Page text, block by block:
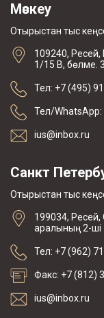
Мәскеу
Отырыстан тыс
109240,
1/15 В, бөлме.
Тел: +7 (495)
Тел/WhatsApp:
ius@inbox.ru
Санкт
Отырыстан тыс
199034, Ресей,
аралының 2-ші
Тел: +7 (962)
Факс: +7 (812)
ius@inbox.ru